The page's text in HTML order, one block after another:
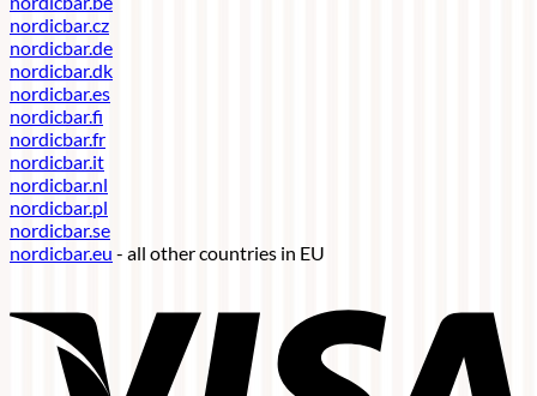
nordicbar.cz
nordicbar.de
nordicbar.dk
nordicbar.es
nordicbar.fi
nordicbar.fr
nordicbar.it
nordicbar.nl
nordicbar.pl
nordicbar.se
nordicbar.eu - all other countries in EU